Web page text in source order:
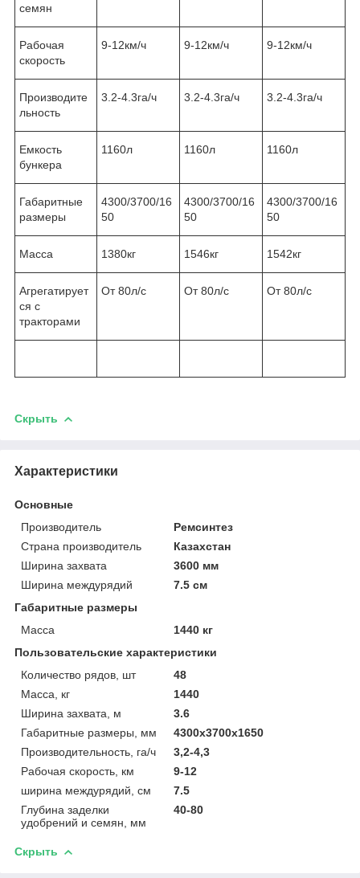
семян
Рабочая
скорость
9-12км/ч 9-12км/ч 9-12км/ч
Производите
льность
3.2-4.3га/ч 3.2-4.3га/ч 3.2-4.3га/ч
Емкость
бункера
1160л 1160л 1160л
Габаритные
размеры
4300/3700/16
50
4300/3700/16
50
4300/3700/16
50
Масса 1380кг 1546кг 1542кг
Агрегатирует
ся с
тракторами
От 80л/с От 80л/с От 80л/с
Скрыть
Характеристики
Основные
Производитель
Ремсинтез
Страна производитель
Казахстан
Ширина захвата
3600 мм
Ширина междурядий
7.5 см
Габаритные размеры
Масса
1440 кг
Пользовательские характеристики
Количество рядов, шт
48
Масса, кг
1440
Ширина захвата, м
3.6
Габаритные размеры, мм
4300х3700х1650
Производительность, га/ч
3,2-4,3
Рабочая скорость, км
9-12
ширина междурядий, см
7.5
Глубина заделки
удобрений и семян, мм
40-80
Скрыть